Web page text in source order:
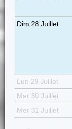
Dim 28 Juillet
Lun 29 Juillet
Mar 30 Juillet
Mer 31 Juillet